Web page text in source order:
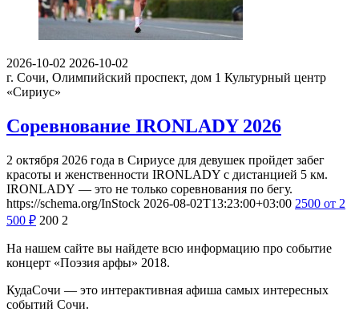
2026-10-02 2026-10-02
г. Сочи, Олимпийский проспект, дом 1 Культурный центр
«Сириус»
Соревнование IRONLADY 2026
2 октября 2026 года в Сириусе для девушек пройдет забег
красоты и женственности IRONLADY с дистанцией 5 км.
IRONLADY — это не только соревнования по бегу.
https://schema.org/InStock 2026-08-02T13:23:00+03:00 2500 от 2
500 ₽ 200 2
На нашем сайте вы найдете всю информацию про событие
концерт «Поэзия арфы» 2018.
КудаСочи — это интерактивная афиша самых интересных
событий Сочи.